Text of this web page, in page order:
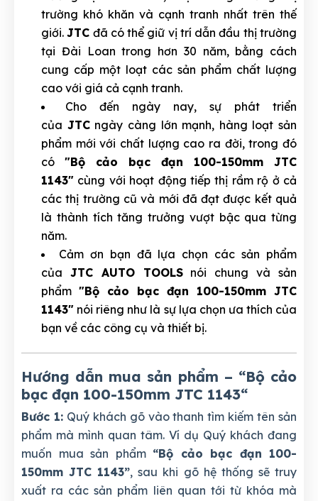
trường khó khăn và cạnh tranh nhất trên thế
giới.JTC đã có thể giữ vị trí dẫn đầu thị trường
tại Đài Loan trong hơn 30 năm, bằng cách
cung cấp một loạt các sản phẩm chất lượng
cao với giá cả cạnh tranh.
Cho đến ngày nay, sự phát triển
của JTCngày càng lớn mạnh, hàng loạt sản
phẩm mới với chất lượng cao ra đời, trong đó
có "Bộ cảo bạc đạn 100-150mm JTC
1143" cùng với hoạt động tiếp thị rầm rộ ở cả
các thị trường cũ và mới đã đạt được kết quả
là thành tích tăng trưởng vượt bậc qua từng
năm.
Cảm ơn bạn đã lựa chọn các sản phẩm
của JTC AUTO TOOLSnói chung và sản
phẩm "Bộ cảo bạc đạn 100-150mm JTC
1143" nói riêng như là sự lựa chọn ưa thích của
bạn về các công cụ và thiết bị.
Hướng dẫn mua sản phẩm – “Bộ cảo
bạc đạn 100-150mm JTC 1143“
Bước 1:Quý khách gõ vào thanh tìm kiếm tên sản
phẩm mà mình quan tâm. Ví dụ Quý khách đang
muốn mua sản phẩm “Bộ cảo bạc đạn 100-
150mm JTC 1143”, sau khi gõ hệ thống sẽ truy
xuất ra các sản phẩm liên quan tới từ khóa mà